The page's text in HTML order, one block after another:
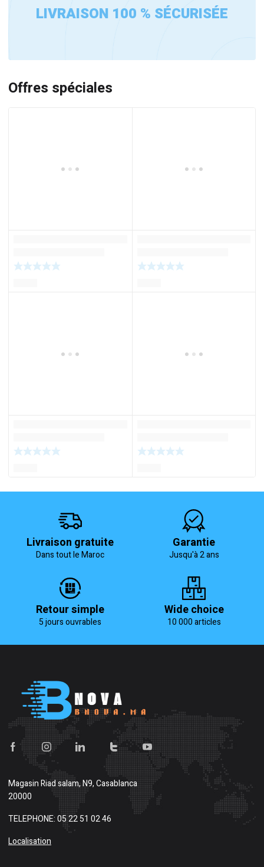
LIVRAISON 100 % SÉCURISÉE
Offres spéciales
Livraison gratuite
Dans tout le Maroc
Garantie
Jusqu'à 2 ans
Retour simple
5 jours ouvrables
Wide choice
10 000 articles
MagasinRiad salam, N9, Casablanca
20000
TELEPHONE: 05 22 51 02 46
Localisation